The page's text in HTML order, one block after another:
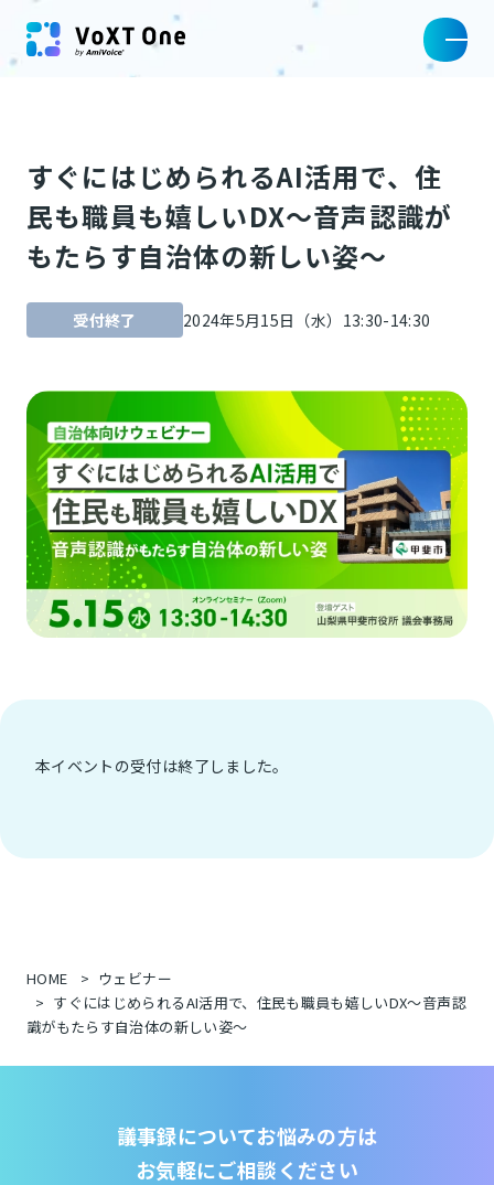
すぐにはじめられるAI活用で、住
民も職員も嬉しいDX〜音声認識が
もたらす自治体の新しい姿〜
受付終了 2024年5月15日（水）13:30-14:30
本イベントの受付は終了しました。
HOME
ウェビナー
すぐにはじめられるAI活用で、住民も職員も嬉しいDX〜音声認
識がもたらす自治体の新しい姿〜
議事録についてお悩みの方は
お気軽にご相談ください